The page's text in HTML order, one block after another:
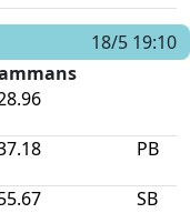
18/5 19:10
PB
SB